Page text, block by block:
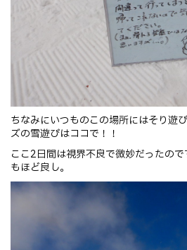
ちなみにいつものこの場所にはそり遊
ズの雪遊びはココで！！
ここ2日間は視界不良で微妙だったの
もほど良し。